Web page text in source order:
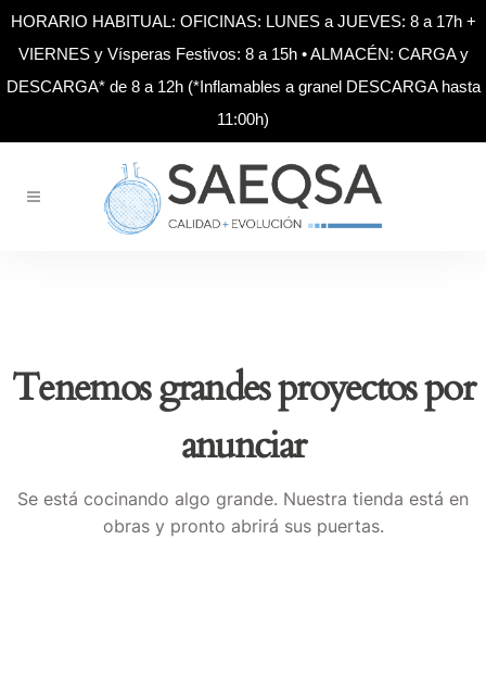
HORARIO HABITUAL: OFICINAS: LUNES a JUEVES: 8 a 17h +
VIERNES y Vísperas Festivos: 8 a 15h • ALMACÉN: CARGA y
DESCARGA* de 8 a 12h (*Inflamables a granel DESCARGA hasta
11:00h)
Tenemos grandes proyectos por
anunciar
Se está cocinando algo grande. Nuestra tienda está en
obras y pronto abrirá sus puertas.